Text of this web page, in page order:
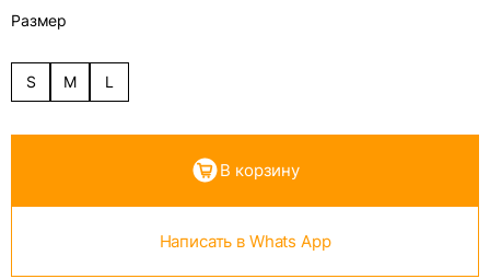
Размер
S M L
В корзину
Написать в Whats App